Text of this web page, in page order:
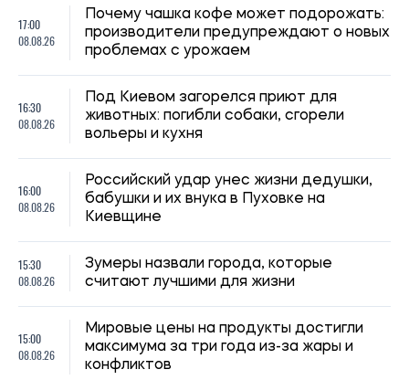
15:00
08.08.26
Мировые цены на продукты достигли
максимума за три года из-за жары и
конфликтов